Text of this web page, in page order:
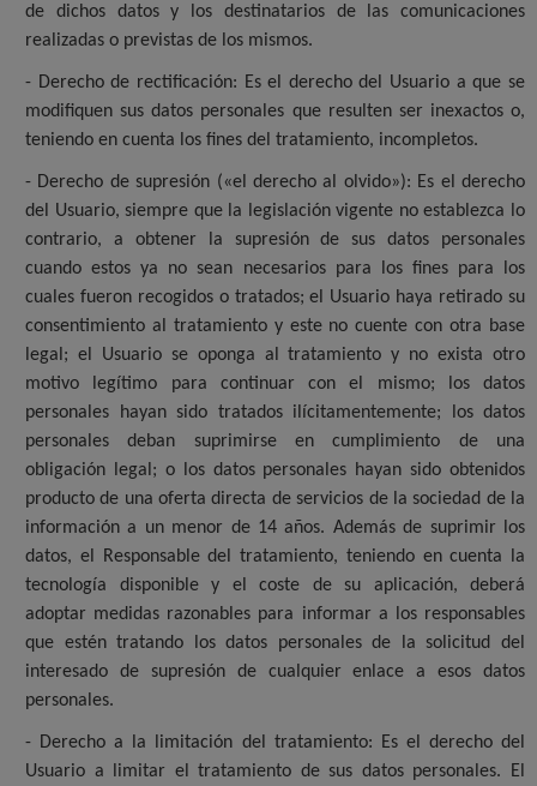
de dichos datos y los destinatarios de las comunicaciones
realizadas o previstas de los mismos.
- Derecho de rectificación: Es el derecho del Usuario a que se
modifiquen sus datos personales que resulten ser inexactos o,
teniendo en cuenta los fines del tratamiento, incompletos.
- Derecho de supresión («el derecho al olvido»): Es el derecho
del Usuario, siempre que la legislación vigente no establezca lo
contrario, a obtener la supresión de sus datos personales
cuando estos ya no sean necesarios para los fines para los
cuales fueron recogidos o tratados; el Usuario haya retirado su
consentimiento al tratamiento y este no cuente con otra base
legal; el Usuario se oponga al tratamiento y no exista otro
motivo legítimo para continuar con el mismo; los datos
personales hayan sido tratados ilícitamentemente; los datos
personales deban suprimirse en cumplimiento de una
obligación legal; o los datos personales hayan sido obtenidos
producto de una oferta directa de servicios de la sociedad de la
información a un menor de 14 años. Además de suprimir los
datos, el Responsable del tratamiento, teniendo en cuenta la
tecnología disponible y el coste de su aplicación, deberá
adoptar medidas razonables para informar a los responsables
que estén tratando los datos personales de la solicitud del
interesado de supresión de cualquier enlace a esos datos
personales.
- Derecho a la limitación del tratamiento: Es el derecho del
Usuario a limitar el tratamiento de sus datos personales. El